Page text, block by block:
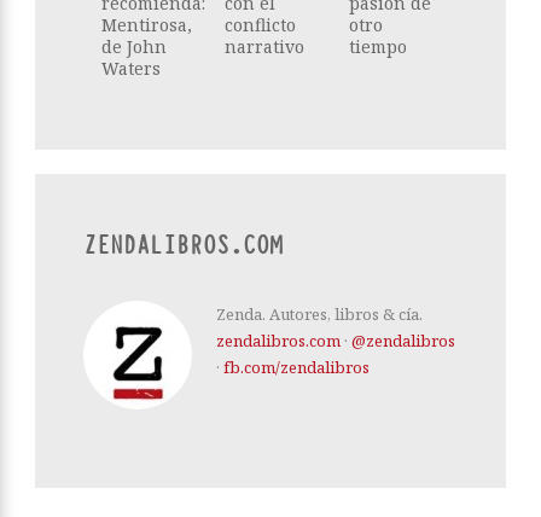
Mentirosa,
de John
Waters
conflicto
narrativo
otro
tiempo
ZENDALIBROS.COM
Zenda. Autores, libros & cía.
zendalibros.com · @zendalibros
· fb.com/zendalibros